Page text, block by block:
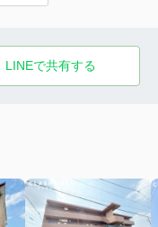
LINEで共有する